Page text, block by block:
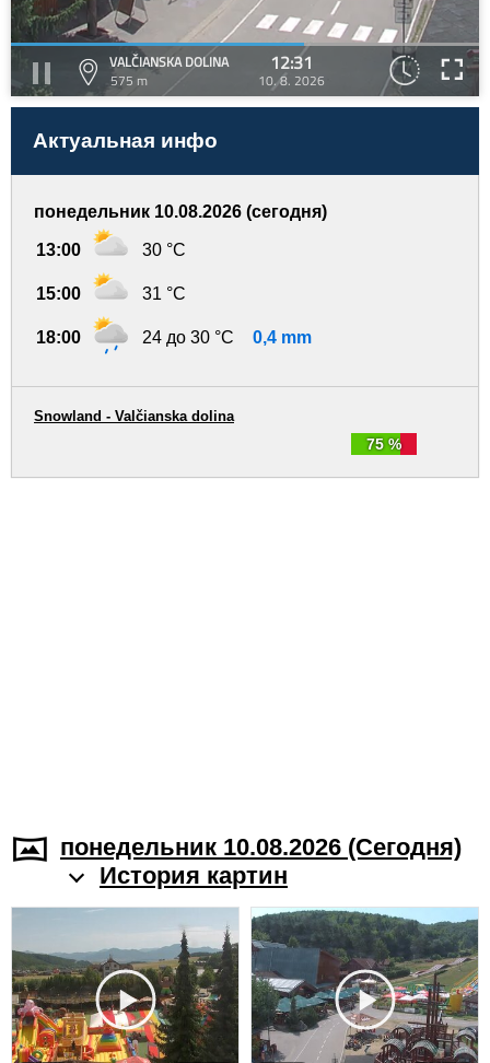
VALČIANSKA DOLINA
575 m
12:31
10. 8. 2026
Актуальная инфо
понедельник 10.08.2026 (сегодня)
13:00 30 °C
15:00 31 °C
18:00 24 до 30 °C 0,4 mm
75 %
Snowland - Valčianska dolina
понедельник 10.08.2026 (Cегодня)
История картин